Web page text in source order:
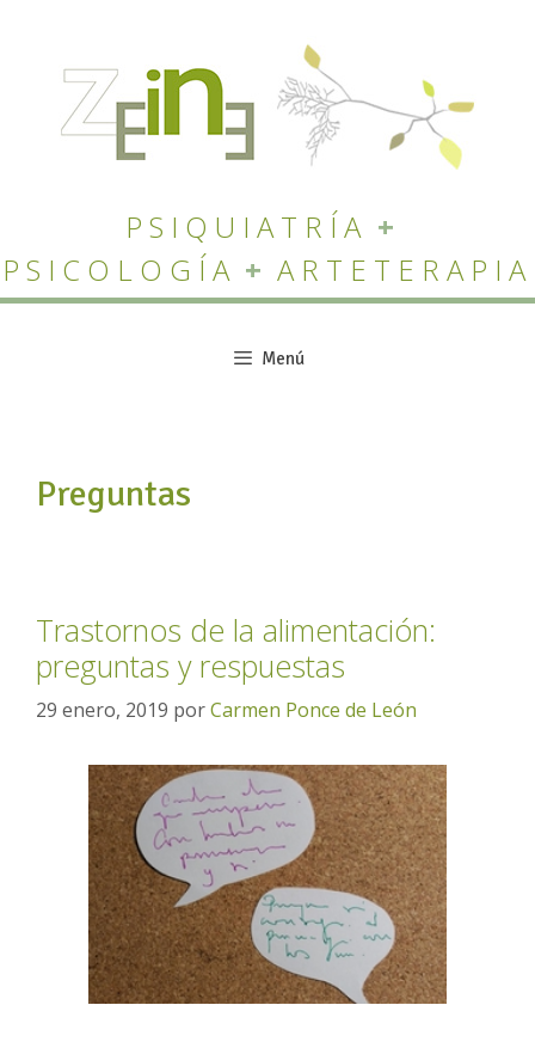
contenido
PSIQUIATRÍA +
PSICOLOGÍA + ARTETERAPIA
Menú
Preguntas
Trastornos de la alimentación:
preguntas y respuestas
29 enero, 2019 porCarmen Ponce de León